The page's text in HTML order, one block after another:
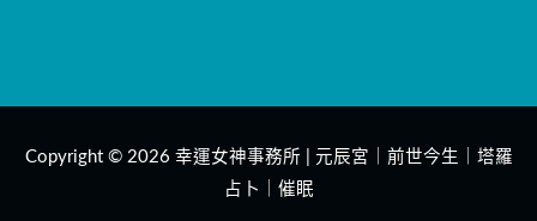
Copyright © 2026 幸運女神事務所 | 元辰宮｜前世今生｜塔羅
占卜｜催眠